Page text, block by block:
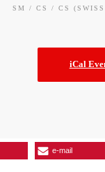
SM / CS / CS (SWISS
iCal
e-mail